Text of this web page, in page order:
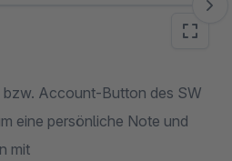
bzw. Account-Button des SW
eine persönliche Note und
mit